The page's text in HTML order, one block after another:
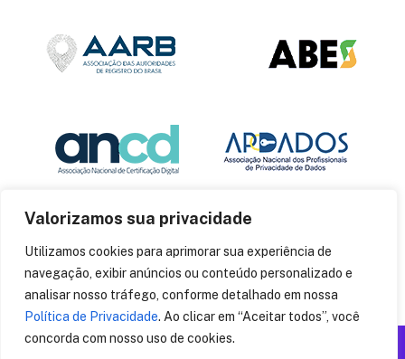
Valorizamos sua privacidade
Utilizamos cookies para aprimorar sua experiência de
navegação, exibir anúncios ou conteúdo personalizado e
analisar nosso tráfego, conforme detalhado em nossa
Política de Privacidade. Ao clicar em “Aceitar todos”, você
concorda com nosso uso de cookies.